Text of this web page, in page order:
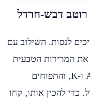
לנסות. השילוב עם
את המרירות הטבעית
של הקייל. הקייל עשיר בוויטמינים A, C ו-K, והתפוחים
כדי להכין אותו, קחו